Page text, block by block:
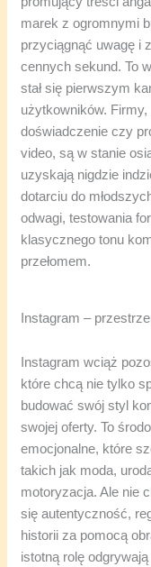
marek z ogromnymi
przyciągnąć uwagę i
cennych sekund. To
stał się pierwszym
użytkowników.
doświadczenie czy
video, są w stanie
uzyskają nigdzie
dotarciu do
odwagi, testowania
klasycznego tonu
przełomem.
Instagram –
Instagram wciąż
które chcą nie tylko
budować swój styl
swojej oferty. To
emocjonalne, które
takich jak moda,
motoryzacja. Ale nie
się autentyczność,
historii za pomocą
istotną rolę